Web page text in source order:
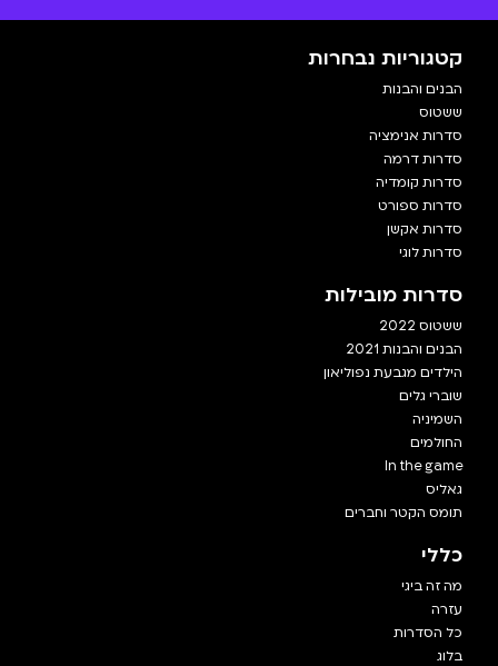
קטגוריות נבחרות
הבנים והבנות
ששטוס
סדרות אנימציה
סדרות דרמה
סדרות קומדיה
סדרות ספורט
סדרות אקשן
סדרות לוגי
סדרות מובילות
ששטוס 2022
הבנים והבנות 2021
הילדים מגבעת נפוליאון
שוברי גלים
השמיניה
החולמים
In the game
גאליס
תומס הקטר וחברים
כללי
מה זה ביגי
עזרה
כל הסדרות
בלוג